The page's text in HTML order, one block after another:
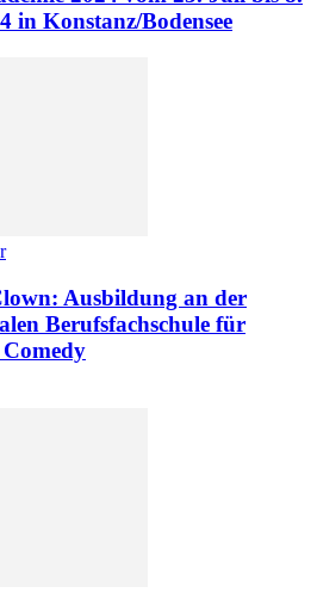
in Konstanz/Bodensee
Ausbildung an der
Berufsfachschule für